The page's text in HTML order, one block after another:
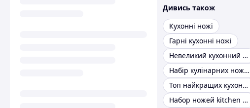
Дивись також
Кухонні ножі
Гарні кухонні ножі
Невеликий кухонний ніж
Набір кулінарних ножів
Топ найкращих кухонних ножів
Набор ножей kitchen knife set